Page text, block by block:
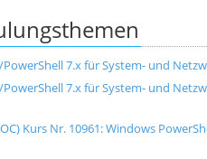
7.x für System- und
7.x für System- und
Kurs Nr. 10961: Windows